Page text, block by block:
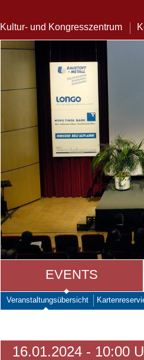
Kultur- und Kongresszentrum
EVENTS
Veranstaltungsübersicht
16.01.2024 - 10:00